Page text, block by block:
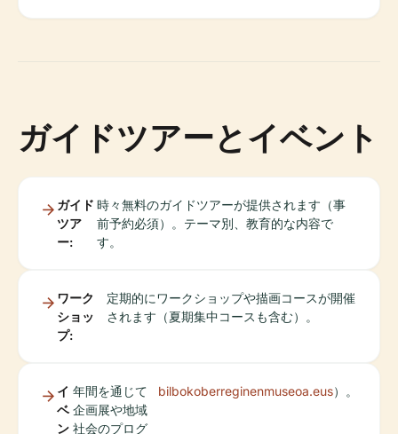
ガイドツアーとイベント
ガイド
ツア
ー:
時々無料のガイドツアーが提供されます（事
前予約必須）。テーマ別、教育的な内容で
す。
ワーク
ショッ
プ:
定期的にワークショップや描画コースが開催
されます（夏期集中コースも含む）。
イ
ベ
ン
年間を通じて
企画展や地域
社会のプログ
bilbokoberreginenmuseoa.eus）。